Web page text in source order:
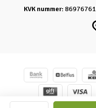
KVK nummer: 86976761
© Caro's Atelier